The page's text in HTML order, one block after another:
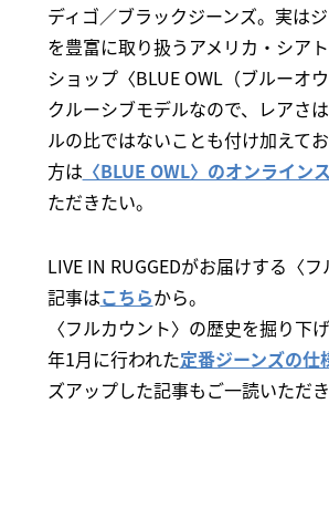
ディゴ／ブラックジーンズ。実は
を豊富に取り扱うアメリカ・シア
ショップ〈BLUE OWL（ブルーオ
クルーシブモデルなので、レアさ
ルの比ではないことも付け加えて
方は 〈BLUE OWL〉のオンライン
ただきたい。
LIVE IN RUGGEDがお届けする〈
記事はこちらから。
〈フルカウント〉の歴史を掘り下
年1月に行われた定番ジーンズの仕
ズアップした記事もご一読いただき